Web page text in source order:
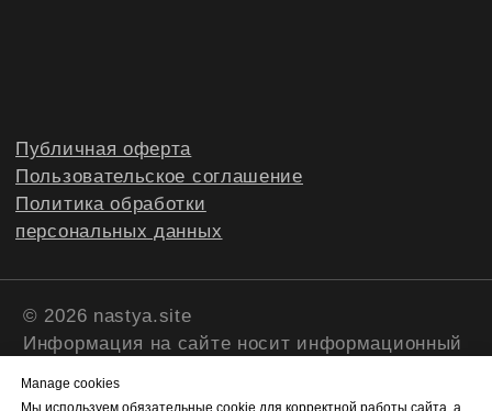
Manage cookies
Мы используем обязательные cookie для корректной работы сайта, а